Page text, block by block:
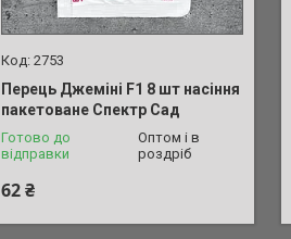
2753
Перець Джеміні F1 8 шт насіння
пакетоване Спектр Сад
Готово до
відправки
Оптом і в
роздріб
62 ₴